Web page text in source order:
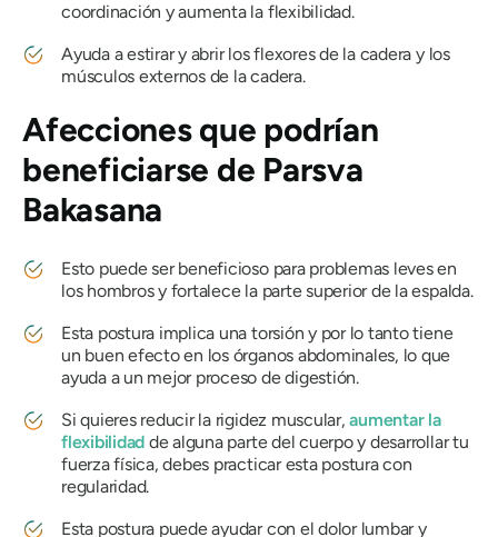
coordinación y aumenta la flexibilidad.
Ayuda a estirar y abrir los flexores de la cadera y los
músculos externos de la cadera.
Afecciones que podrían
beneficiarse de Parsva
Bakasana
Esto puede ser beneficioso para problemas leves en
los hombros y fortalece la parte superior de la espalda.
Esta postura implica una torsión y por lo tanto tiene
un buen efecto en los órganos abdominales, lo que
ayuda a un mejor proceso de digestión.
Si quieres reducir la rigidez muscular,aumentar la
flexibilidad de alguna parte del cuerpo y desarrollar tu
fuerza física, debes practicar esta postura con
regularidad.
Esta postura puede ayudar con el dolor lumbar y